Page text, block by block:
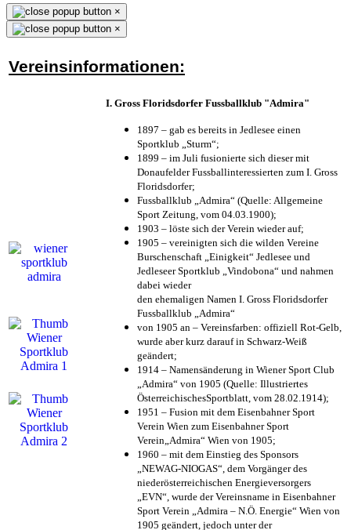
×
×
Vereinsinformationen:
I. Gross Floridsdorfer Fussballklub "Admira"
1897 – gab es bereits in Jedlesee einen
Sportklub „Sturm“;
1899 – im Juli fusionierte sich dieser mit
Donaufelder Fussballinteressierten zum I. Gross
Floridsdorfer;
Fussballklub „Admira“ (Quelle: Allgemeine
Sport Zeitung, vom 04.03.1900);
1903 – löste sich der Verein wieder auf;
1905 – vereinigten sich die wilden Vereine
Burschenschaft „Einigkeit“ Jedlesee und
Jedleseer Sportklub „Vindobona“ und nahmen
dabei wieder
den ehemaligen Namen I. Gross Floridsdorfer
Fussballklub „Admira“
von 1905 an – Vereinsfarben: offiziell Rot-Gelb,
wurde aber kurz darauf in Schwarz-Weiß
geändert;
1914 – Namensänderung in Wiener Sport Club
„Admira“ von 1905 (Quelle: Illustriertes
ÖsterreichischesSportblatt, vom 28.02.1914);
1951 – Fusion mit dem Eisenbahner Sport
Verein Wien zum Eisenbahner Sport
Verein„Admira“ Wien von 1905;
1960 – mit dem Einstieg des Sponsors
„NEWAG-NIOGAS“, dem Vorgänger des
niederösterreichischen Energieversorgers
„EVN“, wurde der Vereinsname in Eisenbahner
Sport Verein „Admira – N.Ö. Energie“ Wien von
1905 geändert, jedoch unter der